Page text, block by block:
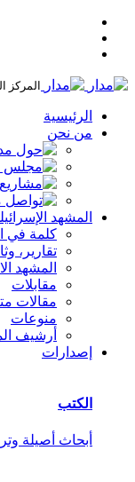
المركز
الرئيسية
من نحن
المشهد
كلمة في
تقارير،
المشهد
مقابلات
مقالات
منوعات
أرشيف
إصدارات
الكتب
أبحاث أصيلة